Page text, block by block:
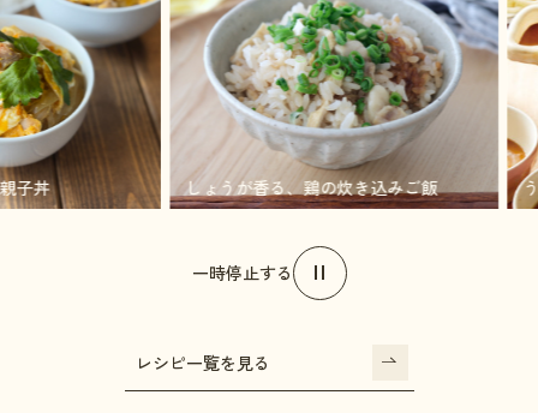
ろ親子丼 しょうが香る、鶏の炊き込みご飯
一時停止する
レシピ一覧を見る